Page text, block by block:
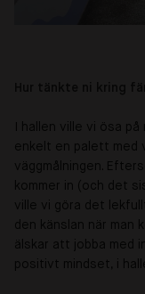
I hallen ville vi ösa
enkelt en palett med
väggmålningen.
kommer in (och det
ville vi göra det
den känslan när man
älskar att jobba med
positivt mindset, i